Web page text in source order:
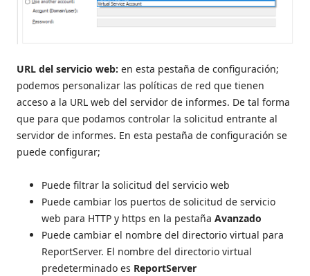
URL del servicio web: en esta pestaña de configuración;
podemos personalizar las políticas de red que tienen
acceso a la URL web del servidor de informes. De tal forma
que para que podamos controlar la solicitud entrante al
servidor de informes. En esta pestaña de configuración se
puede configurar;
Puede filtrar la solicitud del servicio web
Puede cambiar los puertos de solicitud de servicio
web para HTTP y https en la pestaña Avanzado
Puede cambiar el nombre del directorio virtual para
ReportServer. El nombre del directorio virtual
predeterminado es ReportServer